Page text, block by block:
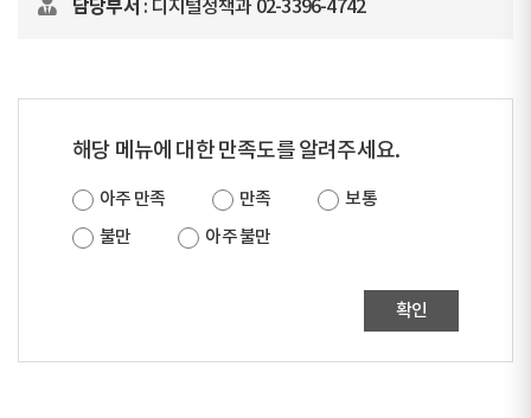
담당부서 : 디지털정책과 02-3396-4742
해당 메뉴에 대한 만족도를 알려주세요.
아주 만족 만족
보통
불만
아주 불만
확인